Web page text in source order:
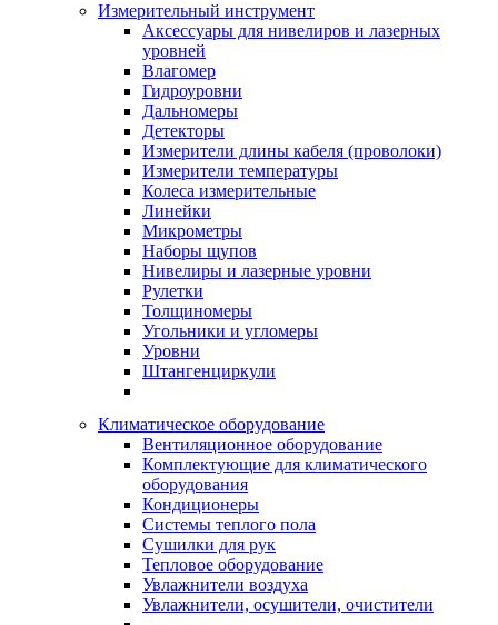
Измерительный инструмент
Аксессуары для нивелиров и лазерных
уровней
Влагомер
Гидроуровни
Дальномеры
Детекторы
Измерители длины кабеля (проволоки)
Измерители температуры
Колеса измерительные
Линейки
Микрометры
Наборы щупов
Нивелиры и лазерные уровни
Рулетки
Толщиномеры
Угольники и угломеры
Уровни
Штангенциркули
Климатическое оборудование
Вентиляционное оборудование
Комплектующие для климатического
оборудования
Кондиционеры
Системы теплого пола
Сушилки для рук
Тепловое оборудование
Увлажнители воздуха
Увлажнители, осушители, очистители